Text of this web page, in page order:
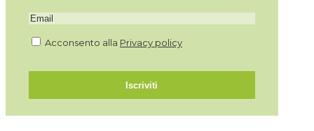
Acconsento alla Privacy policy
Iscriviti